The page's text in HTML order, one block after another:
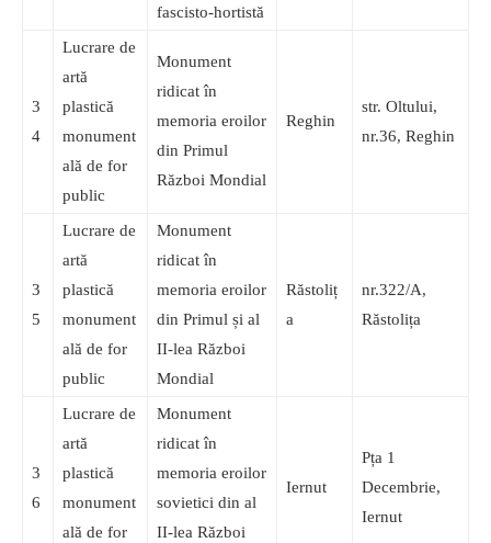
fascisto-hortistă
3
4
Lucrare de
artă
plastică
monument
ală de for
public
Monument
ridicat în
memoria eroilor
din Primul
Război Mondial
Reghin
str. Oltului,
nr.36, Reghin
3
5
Lucrare de
artă
plastică
monument
ală de for
public
Monument
ridicat în
memoria eroilor
din Primul și al
II-lea Război
Mondial
Răstoliț
a
nr.322/A,
Răstolița
3
6
Lucrare de
artă
plastică
monument
ală de for
Monument
ridicat în
memoria eroilor
sovietici din al
II-lea Război
Iernut
Pța 1
Decembrie,
Iernut